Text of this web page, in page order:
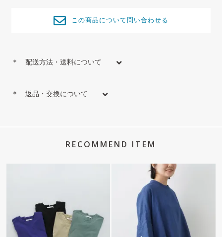
この商品について問い合わせる
＊ 配送方法・送料について
＊ 返品・交換について
RECOMMEND ITEM